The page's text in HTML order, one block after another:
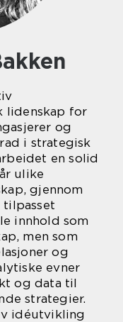
lidenskap for
og
i strategisk
en solid
ulike
gjennom
innhold som
men som
og
evner
og data til
strategier.
idéutvikling